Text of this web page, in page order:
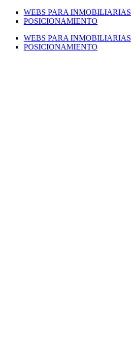
Saltar
WEBS PARA INMOBILIARIAS
POSICIONAMIENTO
WEBS PARA INMOBILIARIAS
POSICIONAMIENTO